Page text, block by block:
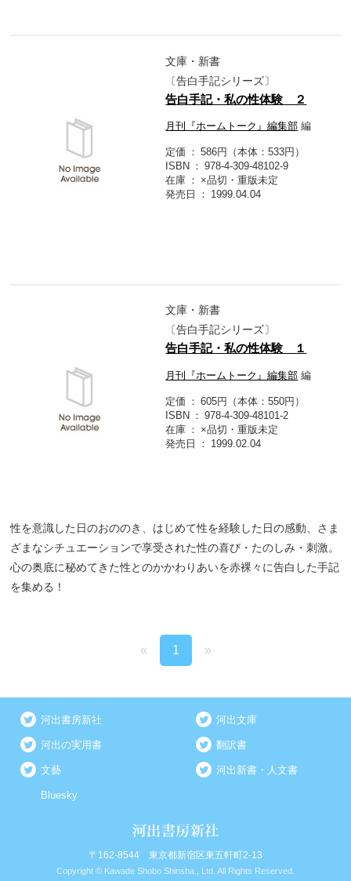
文庫・新書
〔告白手記シリーズ〕
告白手記・私の性体験 ２
月刊『ホームトーク』編集部 編
定価
586円（本体：533円）
ISBN
978-4-309-48102-9
在庫
×品切・重版未定
発売日
1999.04.04
文庫・新書
〔告白手記シリーズ〕
告白手記・私の性体験 １
月刊『ホームトーク』編集部 編
定価
605円（本体：550円）
ISBN
978-4-309-48101-2
在庫
×品切・重版未定
発売日
1999.02.04
性を意識した日のおののき、はじめて性を経験した日の感動、さま
ざまなシチュエーションで享受された性の喜び・たのしみ・刺激。
心の奥底に秘めてきた性とのかかわりあいを赤裸々に告白した手記
を集める！
« 1 »
河出書房新社 河出文庫
河出の実用書 翻訳書
文藝 河出新書・人文書
Bluesky
〒162-8544 東京都新宿区東五軒町2-13
Copyright © Kawade Shobo Shinsha., Ltd. All Rights Reserved.